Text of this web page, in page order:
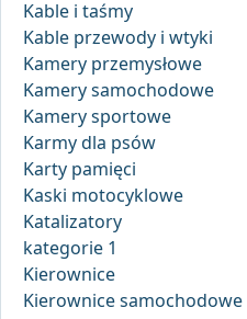
Kable i taśmy
Kable przewody i wtyki
Kamery przemysłowe
Kamery samochodowe
Kamery sportowe
Karmy dla psów
Karty pamięci
Kaski motocyklowe
Katalizatory
kategorie 1
Kierownice
Kierownice samochodowe